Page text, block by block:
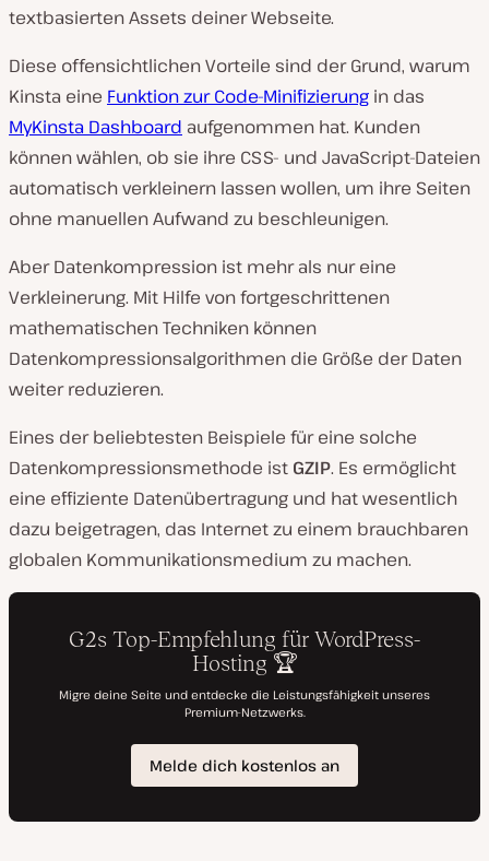
textbasierten Assets deiner Webseite.
Diese offensichtlichen Vorteile sind der Grund, warum
Kinsta eine Funktion zur Code-Minifizierung in das
MyKinsta Dashboard aufgenommen hat. Kunden
können wählen, ob sie ihre CSS- und JavaScript-Dateien
automatisch verkleinern lassen wollen, um ihre Seiten
ohne manuellen Aufwand zu beschleunigen.
Aber Datenkompression ist mehr als nur eine
Verkleinerung. Mit Hilfe von fortgeschrittenen
mathematischen Techniken können
Datenkompressionsalgorithmen die Größe der Daten
weiter reduzieren.
Eines der beliebtesten Beispiele für eine solche
Datenkompressionsmethode ist GZIP. Es ermöglicht
eine effiziente Datenübertragung und hat wesentlich
dazu beigetragen, das Internet zu einem brauchbaren
globalen Kommunikationsmedium zu machen.